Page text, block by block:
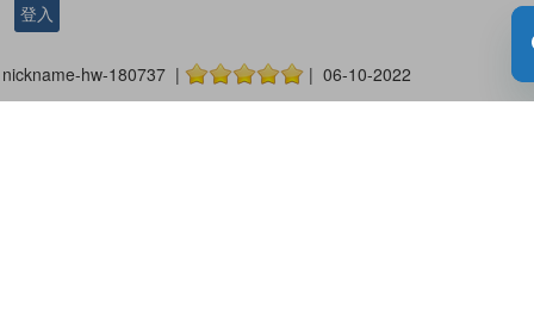
登入
nickname-hw-180737 | | 06-10-2022